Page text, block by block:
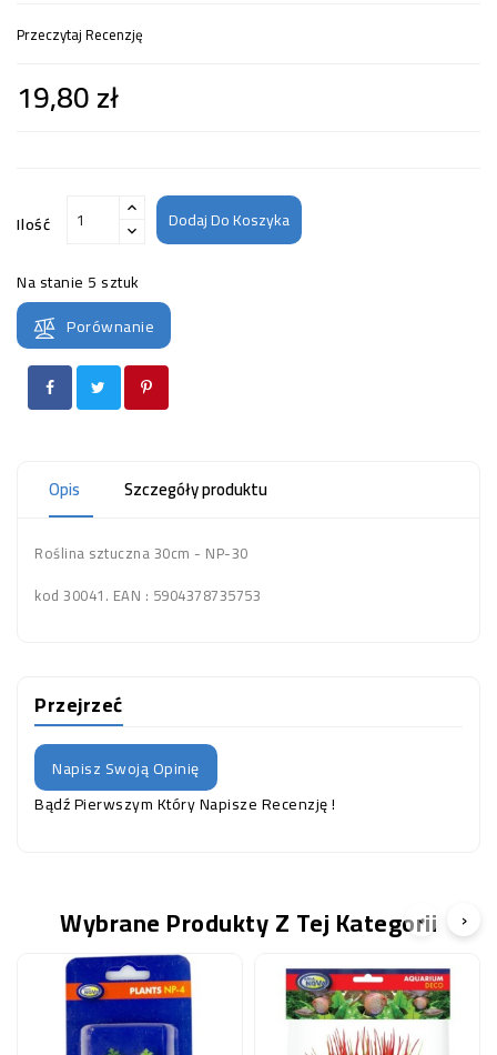
Przeczytaj Recenzję
19,80 zł
Ilość Dodaj Do Koszyka
Na stanie 5 sztuk
Porównanie
Opis Szczegóły produktu
Roślina sztuczna 30cm - NP-30
kod 30041. EAN : 5904378735753
Przejrzeć
Napisz Swoją Opinię
Bądź Pierwszym Który Napisze Recenzję !
Wybrane Produkty Z Tej Kategorii
‹ ›